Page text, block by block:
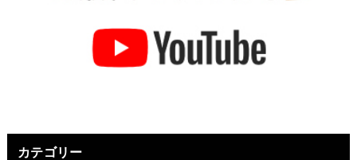
カテゴリー